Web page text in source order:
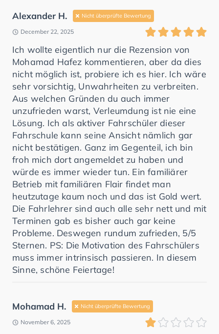
Alexander H. Nicht überprüfte Bewertung
December 22, 2025
Ich wollte eigentlich nur die Rezension von
Mohamad Hafez kommentieren, aber da dies
nicht möglich ist, probiere ich es hier. Ich wäre
sehr vorsichtig, Unwahrheiten zu verbreiten.
Aus welchen Gründen du auch immer
unzufrieden warst, Verleumdung ist nie eine
Lösung. Ich als aktiver Fahrschüler dieser
Fahrschule kann seine Ansicht nämlich gar
nicht bestätigen. Ganz im Gegenteil, ich bin
froh mich dort angemeldet zu haben und
würde es immer wieder tun. Ein familiärer
Betrieb mit familiären Flair findet man
heutzutage kaum noch und das ist Gold wert.
Die Fahrlehrer sind auch alle sehr nett und mit
Terminen gab es bisher auch gar keine
Probleme. Deswegen rundum zufrieden, 5/5
Sternen. PS: Die Motivation des Fahrschülers
muss immer intrinsisch passieren. In diesem
Sinne, schöne Feiertage!
Mohamad H. Nicht überprüfte Bewertung
November 6, 2025